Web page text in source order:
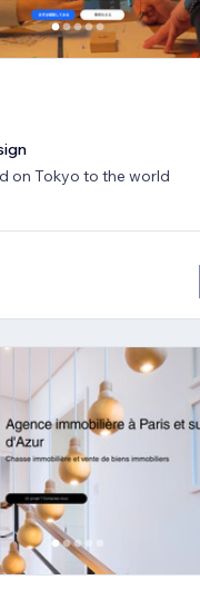
on Tokyo to the world